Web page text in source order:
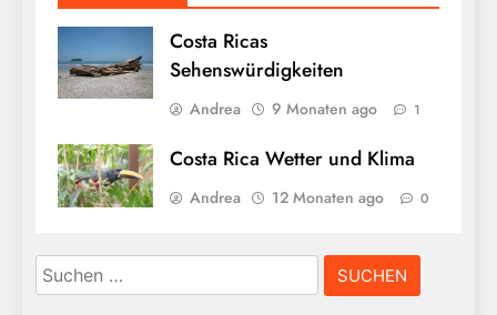
Costa Ricas
Sehenswürdigkeiten
Andrea 9 Monaten ago 1
Costa Rica Wetter und Klima
Andrea 12 Monaten ago 0
Suchen
nach: